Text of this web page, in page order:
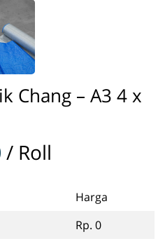
Chang – A3 4 x
/ Roll
Harga
Rp. 0